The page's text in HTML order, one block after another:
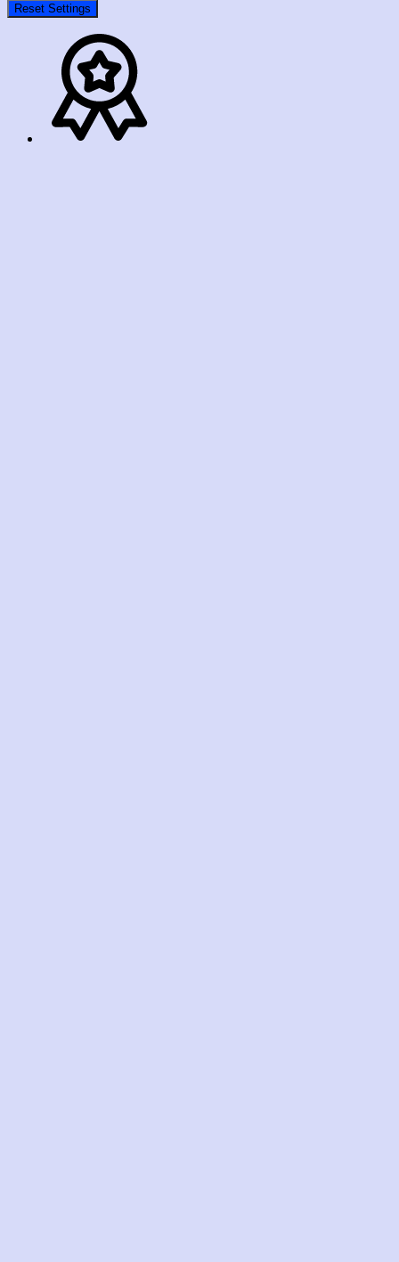
Reset Settings